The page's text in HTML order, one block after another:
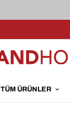
TÜM ÜRÜNLER